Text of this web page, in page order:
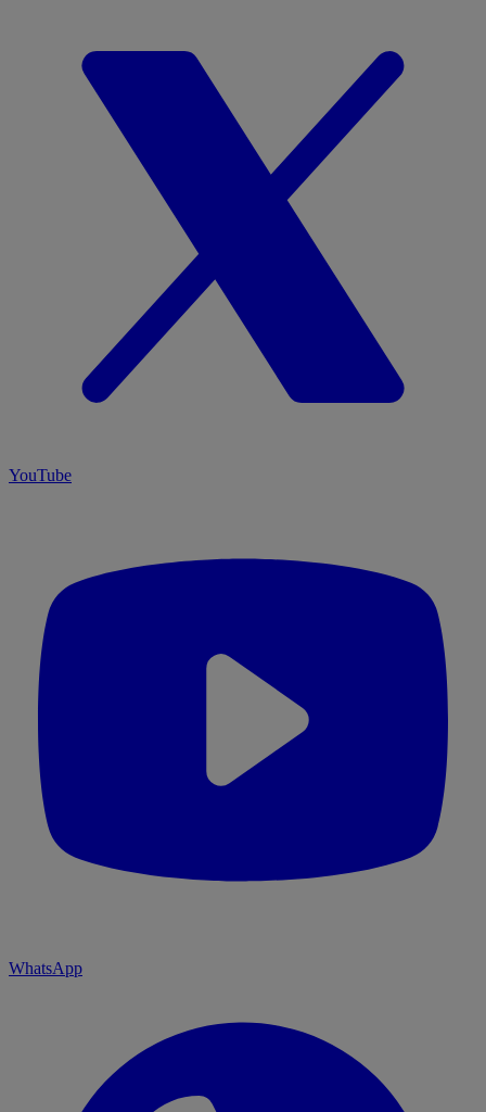
YouTube
WhatsApp